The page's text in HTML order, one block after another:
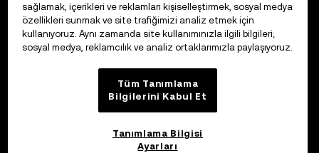
sağlamak, içerikleri ve reklamları kişiselleştirmek, sosyal medya
özellikleri sunmak ve site trafiğimizi analiz etmek için
kullanıyoruz. Aynı zamanda site kullanımınızla ilgili bilgileri;
sosyal medya, reklamcılık ve analiz ortaklarımızla paylaşıyoruz.
Tüm Tanımlama
Bilgilerini Kabul Et
Tanımlama Bilgisi
Ayarları